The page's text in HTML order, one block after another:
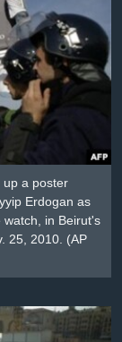
up a poster
Erdogan as
in Beirut's
25, 2010. (AP